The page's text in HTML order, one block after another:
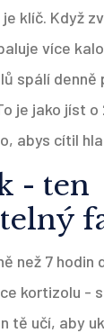
klíč. Když
více
spálí denně
je jako jíst
abys cítil
- ten
než 7 hodin
kortizolu -
tě učí, aby